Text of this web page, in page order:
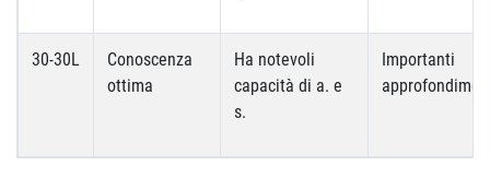
30-30L
Conoscenza
ottima
Ha notevoli
capacità di a. e
s.
Importanti